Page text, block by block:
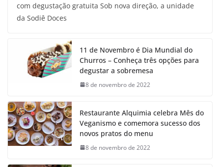
com degustação gratuita Sob nova direção, a unidade
da Sodiê Doces
11 de Novembro é Dia Mundial do
Churros – Conheça três opções para
degustar a sobremesa
8 de novembro de 2022
Restaurante Alquimia celebra Mês do
Veganismo e comemora sucesso dos
novos pratos do menu
8 de novembro de 2022